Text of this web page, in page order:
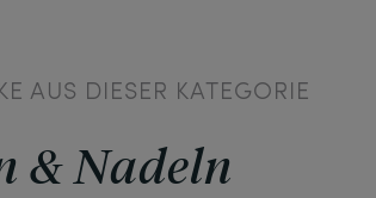
AUS DIESER KATEGORIE
& Nadeln